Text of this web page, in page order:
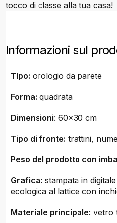
tocco di classe alla tua casa!
Informazioni sul
Tipo: orologio da parete
Forma: quadrata
Dimensioni: 60x30 cm
Tipo di fronte: trattini,
Peso del prodotto con
Grafica: stampata in
ecologica al lattice con
Materiale principale: vetro